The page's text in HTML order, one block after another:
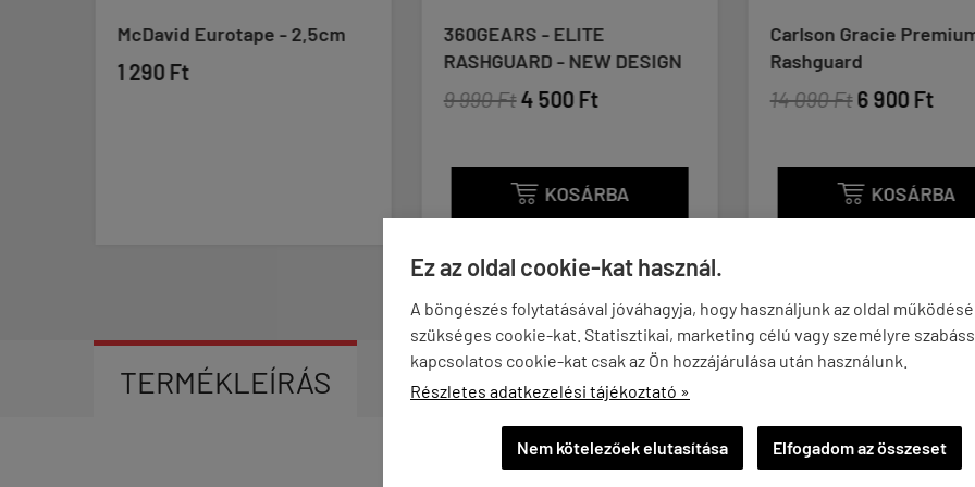
Ez az oldal cookie-kat használ.
A böngészés folytatásával jóváhagyja, hogy használjunk az oldal
szükséges cookie-kat. Statisztikai, marketing célú vagy személyre
kapcsolatos cookie-kat csak az Ön hozzájárulása után használunk.
Részletes adatkezelési tájékoztató »
Nem kötelezőek elutasítása Elfogadom az összeset
McDavid Eurotape - 2,5cm
1 290 Ft
360GEARS - ELITE
RASHGUARD - NEW DESIGN
9 990 Ft 4 500 Ft
 KOSÁRBA
Carlson Gracie
Rashguard
14 090 Ft 6 900 Ft
 KOSÁRBA
TERMÉKLEÍRÁS VÉLEMÉNYEK KÉRDÉSEK